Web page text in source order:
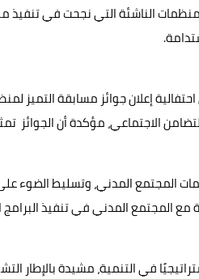
الناشئة التي نجحت في تنفيذ
إعلان جوائز مسابقة التميز
الاجتماعي، مؤكدة أن الجوائز
المجتمع المدني، وتسليط الضوء
المجتمع المدني في تنفيذ البرامج
في التنمية، مشيدة بالإطار